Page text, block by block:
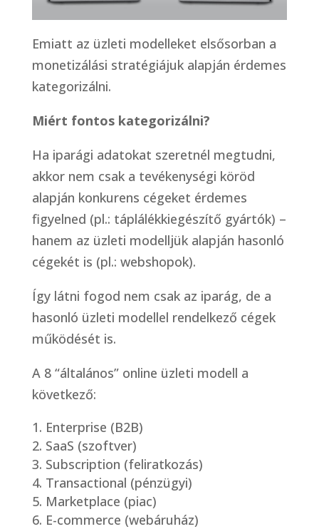
Emiatt az üzleti modelleket elsősorban a
monetizálási stratégiájuk alapján érdemes
kategorizálni.
Miért fontos kategorizálni?
Ha iparági adatokat szeretnél megtudni,
akkor nem csak a tevékenységi köröd
alapján konkurens cégeket érdemes
figyelned (pl.: táplálékkiegészítő gyártók) –
hanem az üzleti modelljük alapján hasonló
cégekét is (pl.: webshopok).
Így látni fogod nem csak az iparág, de a
hasonló üzleti modellel rendelkező cégek
működését is.
A 8 “általános” online üzleti modell a
következő:
Enterprise (B2B)
SaaS (szoftver)
Subscription (feliratkozás)
Transactional (pénzügyi)
Marketplace (piac)
E-commerce (webáruház)